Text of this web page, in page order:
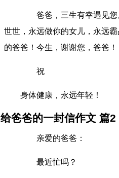
爸爸，三生有幸遇见您
世世，永远做你的女儿，永远
的爸爸！今生，谢谢您，爸爸！
祝
身体健康，永远年轻！
给爸爸的一封信作文 篇2
亲爱的爸爸：
最近忙吗？